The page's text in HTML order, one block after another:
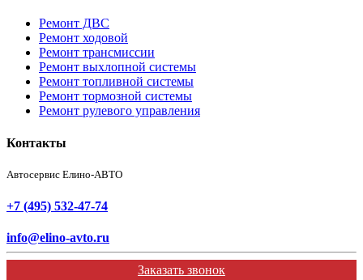
Ремонт ДВС
Ремонт ходовой
Ремонт трансмиссии
Ремонт выхлопной системы
Ремонт топливной системы
Ремонт тормозной системы
Ремонт рулевого управления
Контакты
Автосервис Елино-АВТО
+7 (495) 532-47-74
info@elino-avto.ru
Заказать звонок